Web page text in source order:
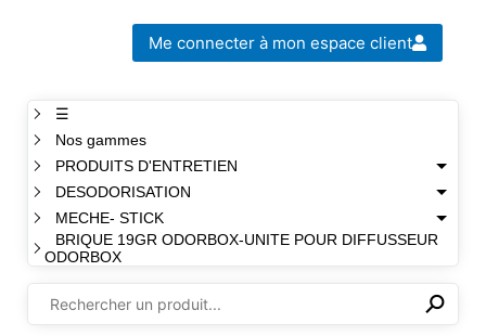
Me connecter à mon espace client
☰
Nos gammes
PRODUITS D'ENTRETIEN
DESODORISATION
MECHE- STICK
BRIQUE 19GR ODORBOX-UNITE POUR DIFFUSSEUR
ODORBOX
⚲